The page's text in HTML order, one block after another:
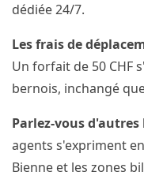
dédiée 24/7.
Les frais de
Un forfait de 50 CHF
bernois, inchangé
Parlez-vous
agents s'expriment
Bienne et les zones